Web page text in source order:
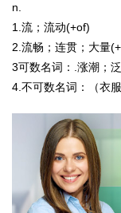
n.
1.流；流动(+of)
2.流畅；连贯；大量
3可数名词：
.涨潮；
4. 不可数名词： （衣